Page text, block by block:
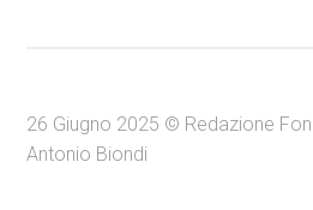
26 Giugno 2025 © Redazione
Antonio Biondi